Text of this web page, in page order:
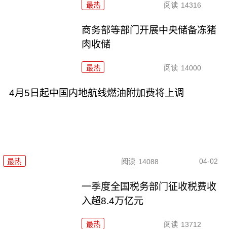
最热 阅读 14316
商务部等部门开展中央储备冻猪
肉收储
最热 阅读 14000
4月5日起中国内地航线燃油附加费将上调
最热 阅读 14088 04-02
一季度全国税务部门征收税费收
入超8.4万亿元
最热 阅读 13712